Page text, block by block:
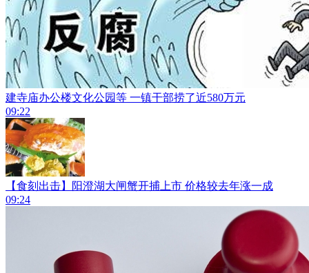
建寺庙办公楼文化公园等 一镇干部捞了近580万元
09:22
【食刻出击】阳澄湖大闸蟹开捕上市 价格较去年涨一成
09:24